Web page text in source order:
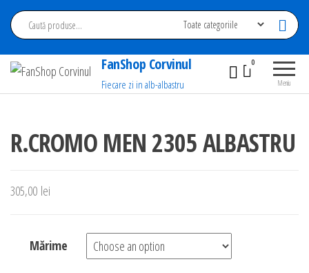
FanShop Corvinul
Fiecare zi in alb-albastru Meniu
0
R.CROMO MEN 2305 ALBASTRU
305,00 lei
Mărime